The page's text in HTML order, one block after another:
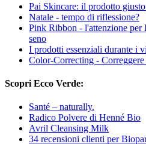
Pai Skincare: il prodotto
Natale - tempo di riflessione?
Pink Ribbon - l'attenzione per
seno
I prodotti essenziali durante i
Color-Correcting -
Scopri Ecco Verde:
Santé – naturally.
Radico Polvere di Henné Bio
Avril Cleansing Milk
34 recensioni clienti per